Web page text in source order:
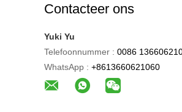
Contacteer ons
Yuki Yu
Telefoonnummer : 0086
WhatsApp : +8613660621060